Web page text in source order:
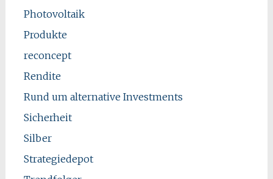
Photovoltaik
Produkte
reconcept
Rendite
Rund um alternative Investments
Sicherheit
Silber
Strategiedepot